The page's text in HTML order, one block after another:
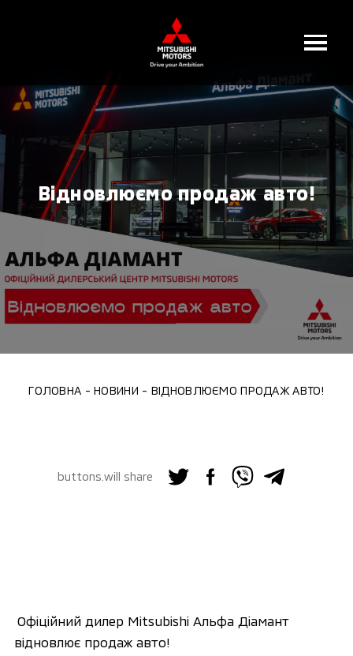
Відновлюємо продаж авто!
ГОЛОВНА НОВИНИ ВІДНОВЛЮЄМО ПРОДАЖ АВТО!
buttons.will share
Офіційний дилер Mitsubishi Альфа Діамант
відновлює продаж авто!